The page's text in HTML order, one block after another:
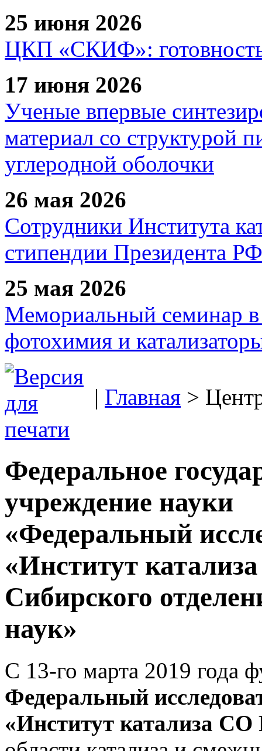
25 июня 2026
ЦКП «СКИФ»: готовность
17 июня 2026
Ученые впервые
материал со структурой
углеродной оболочки
26 мая 2026
Сотрудники Института
стипендии Президента РФ
25 мая 2026
Мемориальный семинар в
фотохимия и
| Главная >
Федеральное
учреждение науки
«Федеральный
«Институт
Сибирского
наук»
С 13-го марта 2019 года
Федеральный
«Институт катализа